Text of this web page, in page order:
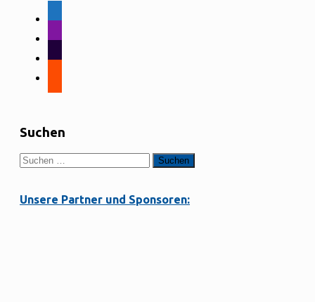
Suchen
Suchen
nach:
Unsere Partner und Sponsoren: